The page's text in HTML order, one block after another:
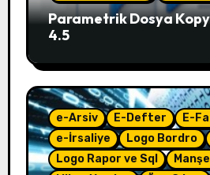
Parametrik Dosya
4.5
e-Arsiv E-Defter
E-
e-İrsaliye
Logo Bordro
Logo Rapor ve Sql